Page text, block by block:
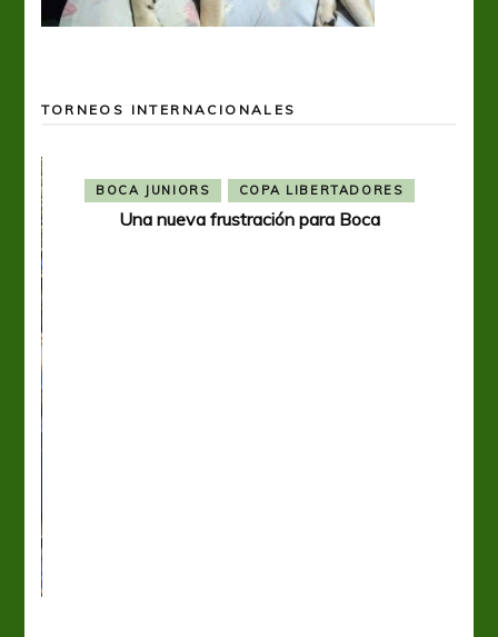
TORNEOS INTERNACIONALES
BOCA JUNIORS COPA LIBERTADORES
Una nueva frustración para Boca